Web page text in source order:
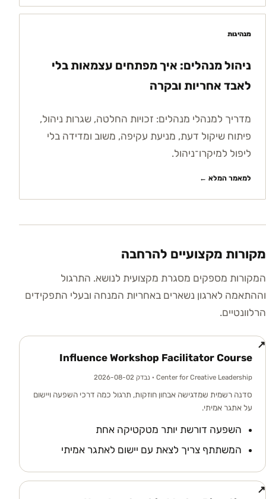
מנהיגות
ניהול מנהלים: איך מפתחים עצמאות בלי
לאבד אחריות ובקרה
מדריך למנהלי מנהלים: זכויות החלטה, שגרות ניהול,
פיתוח שיקול דעת, מניעת עקיפה, משוב ומדידה בלי
ליפול למיקרו־ניהול.
למאמר המלא ←
מקורות מקצועיים להרחבה
המקורות מספקים מסגרת מקצועית לנושא. התרגול
וההתאמה לארגון נשארים באחריות המנחה ובעלי התפקידים
הרלוונטיים.
Influence Workshop Facilitator Course
Center for Creative Leadership · נבדק 2026-08-02
סדנה רשמית שמדגישה אבחון חוזקות, תרגול כמה דרכי השפעה ויישום
על אתגר אמיתי.
השפעה דורשת יותר מטקטיקה אחת
המשתתף צריך לצאת עם יישום לאתגר אמיתי
↗
↗